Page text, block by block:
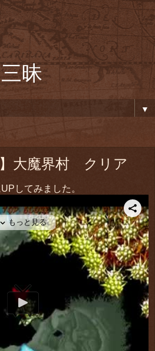
昧
▼
】大魔界村 クリア
してみました。